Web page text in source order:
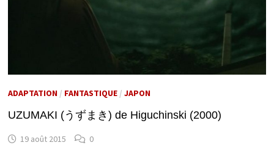
ADAPTATION/ FANTASTIQUE/ JAPON
UZUMAKI (うずまき) de Higuchinski (2000)
19 août 2015 0